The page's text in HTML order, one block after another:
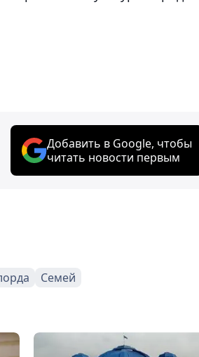
Добавить в Google, чтобы
читать новости первым
Семей